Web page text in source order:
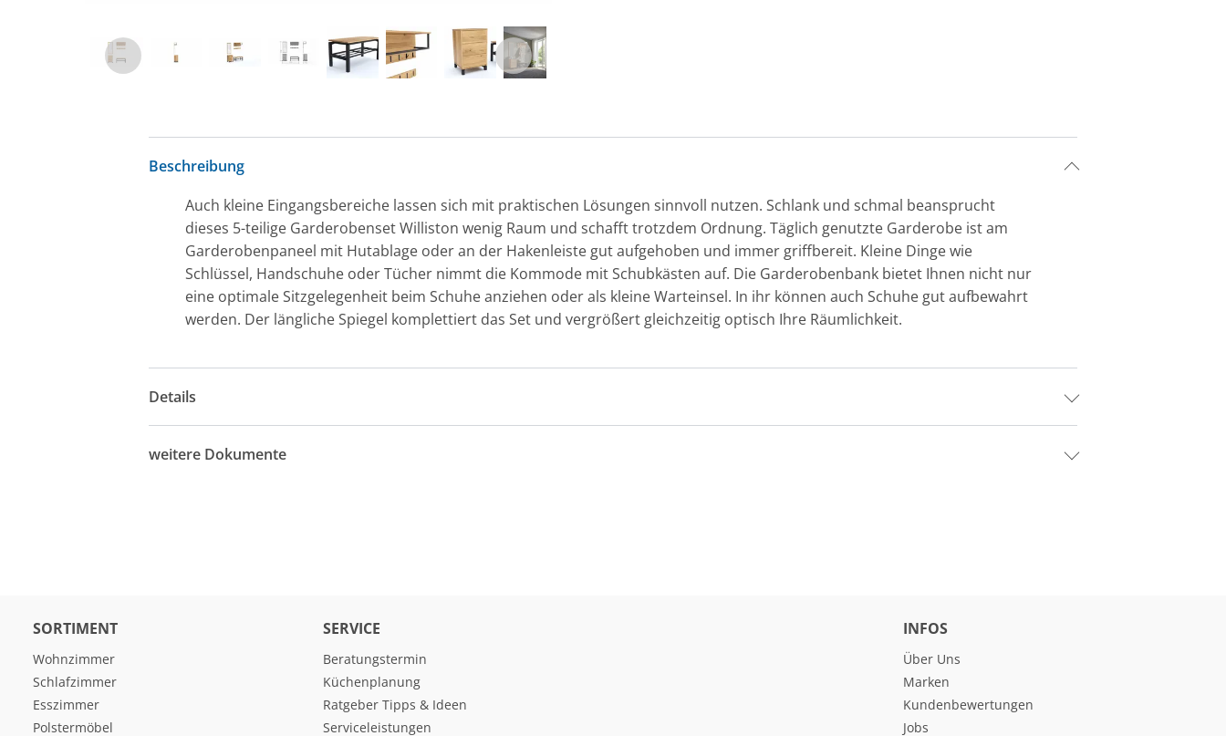
Beschreibung
Auch kleine Eingangsbereiche lassen sich mit praktischen Lösungen sinnvoll nutzen. Schlank und schmal beansprucht
dieses 5-teilige Garderobenset Williston wenig Raum und schafft trotzdem Ordnung. Täglich genutzte Garderobe ist am
Garderobenpaneel mit Hutablage oder an der Hakenleiste gut aufgehoben und immer griffbereit. Kleine Dinge wie
Schlüssel, Handschuhe oder Tücher nimmt die Kommode mit Schubkästen auf. Die Garderobenbank bietet Ihnen nicht nur
eine optimale Sitzgelegenheit beim Schuhe anziehen oder als kleine Warteinsel. In ihr können auch Schuhe gut aufbewahrt
werden. Der längliche Spiegel komplettiert das Set und vergrößert gleichzeitig optisch Ihre Räumlichkeit.
Details
weitere Dokumente
SORTIMENT
Wohnzimmer
Schlafzimmer
Esszimmer
Polstermöbel
SERVICE
Beratungstermin
Küchenplanung
Ratgeber Tipps & Ideen
Serviceleistungen
INFOS
Über Uns
Marken
Kundenbewertungen
Jobs